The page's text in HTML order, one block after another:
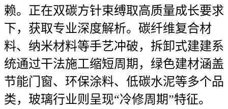
赖。正在双碳方针束缚取高质量成长要求
下，获取专业深度解析。碳纤维复合材
料、纳米材料等手艺冲破，拆卸式建建系
统通过干法施工缩短周期，绿色建材涵盖
节能门窗、环保涂料、低碳水泥等多个品
类，玻璃行业则呈现“冷修周期”特征。